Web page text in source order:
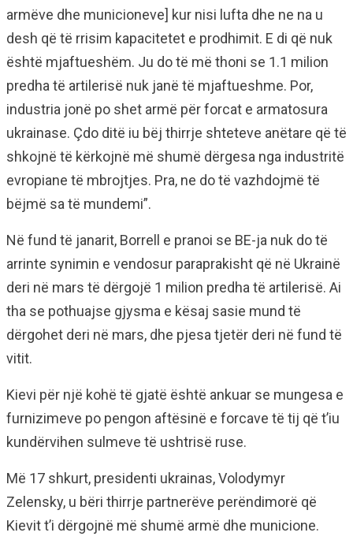
armëve dhe municioneve] kur nisi lufta dhe ne na u
desh që të rrisim kapacitetet e prodhimit. E di që nuk
është mjaftueshëm. Ju do të më thoni se 1.1 milion
predha të artilerisë nuk janë të mjaftueshme. Por,
industria jonë po shet armë për forcat e armatosura
ukrainase. Çdo ditë iu bëj thirrje shteteve anëtare që të
shkojnë të kërkojnë më shumë dërgesa nga industritë
evropiane të mbrojtjes. Pra, ne do të vazhdojmë të
bëjmë sa të mundemi”.
Në fund të janarit, Borrell e pranoi se BE-ja nuk do të
arrinte synimin e vendosur paraprakisht që në Ukrainë
deri në mars të dërgojë 1 milion predha të artilerisë. Ai
tha se pothuajse gjysma e kësaj sasie mund të
dërgohet deri në mars, dhe pjesa tjetër deri në fund të
vitit.
Kievi për një kohë të gjatë është ankuar se mungesa e
furnizimeve po pengon aftësinë e forcave të tij që t’iu
kundërvihen sulmeve të ushtrisë ruse.
Më 17 shkurt, presidenti ukrainas, Volodymyr
Zelensky, u bëri thirrje partnerëve perëndimorë që
Kievit t’i dërgojnë më shumë armë dhe municione.